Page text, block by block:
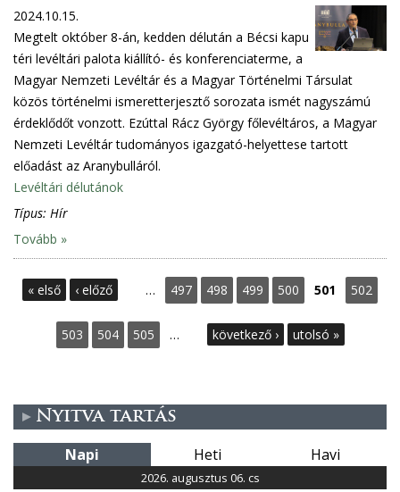
2024.10.15.
Megtelt október 8-án, kedden délután a Bécsi kapu
téri levéltári palota kiállító- és konferenciaterme, a
Magyar Nemzeti Levéltár és a Magyar Történelmi Társulat
közös történelmi ismeretterjesztő sorozata ismét nagyszámú
érdeklődőt vonzott. Ezúttal Rácz György főlevéltáros, a Magyar
Nemzeti Levéltár tudományos igazgató-helyettese tartott
előadást az Aranybulláról.
Levéltári délutánok
Típus: Hír
Tovább »
O
a
l
a
« első ‹ előző … 497 498 499 500 501 502
503 504 505 … következő › utolsó »
Nyitva tartás
Napi Heti Havi
2026. augusztus 06. cs